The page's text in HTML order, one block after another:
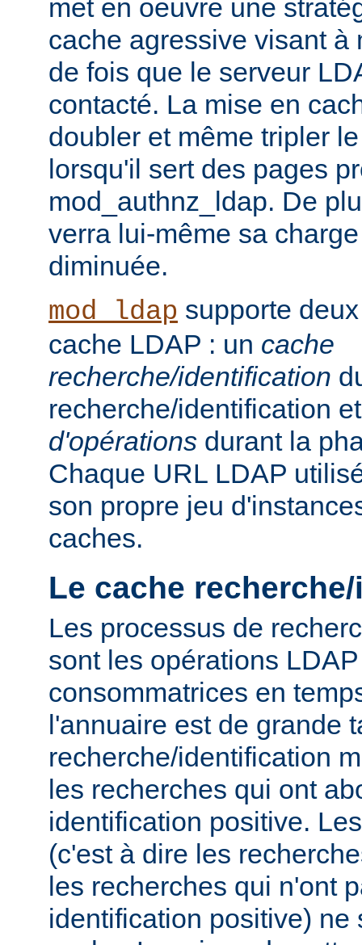
met en oeuvre une
cache agressive visant à
de fois que le serveur
contacté. La mise en
doubler et même tripler
lorsqu'il sert des pages
mod_authnz_ldap. De
verra lui-même sa
diminuée.
mod_ldap supporte
cache LDAP : un cache
recherche/identification
recherche/identification
d'opérations durant la
Chaque URL LDAP
son propre jeu
caches.
Le cache
Les processus de
sont les opérations
consommatrices en
l'annuaire est de grande
recherche/identification
les recherches qui ont
identification positive.
(c'est à dire les
les recherches qui n'ont
identification positive) ne